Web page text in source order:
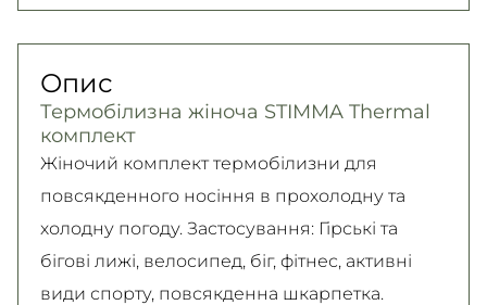
300 грн. / 1-2 дні
Самовивіз
Безкоштовно
Детальніше
Детальніше
Детально про умови повернення та обміну
читайте на
Детальніше
Опис
Термобілизна жіноча STIMMA Thermal
комплект
Жіночий комплект термобілизни для
повсякденного носіння в прохолодну та
холодну погоду. Застосування: Гірські та
бігові лижі, велосипед, біг, фітнес, активні
види спорту, повсякденна шкарпетка.